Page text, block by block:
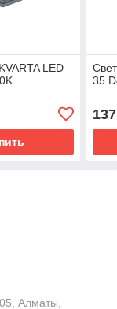
LED
35
Алматы,